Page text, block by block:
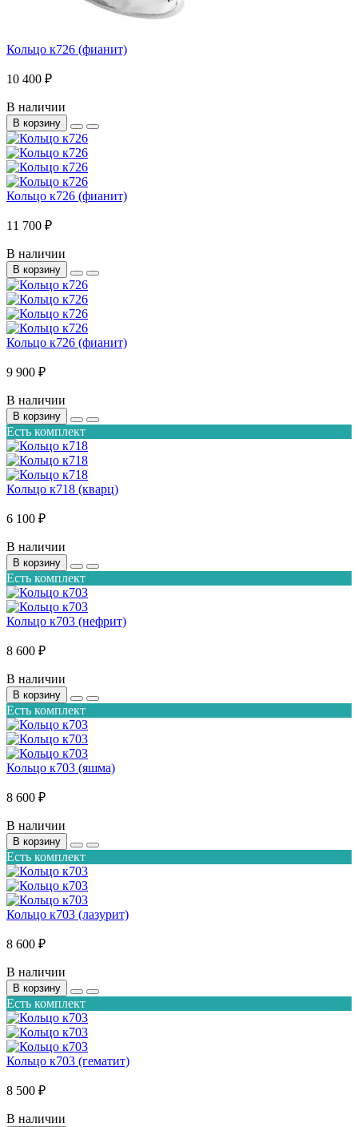
Кольцо к726 (фианит)
10 400 ₽
В наличии
В корзину
Кольцо к726 (фианит)
11 700 ₽
В наличии
В корзину
Кольцо к726 (фианит)
9 900 ₽
В наличии
В корзину
Есть комплект
Кольцо к718 (кварц)
6 100 ₽
В наличии
В корзину
Есть комплект
Кольцо к703 (нефрит)
8 600 ₽
В наличии
В корзину
Есть комплект
Кольцо к703 (яшма)
8 600 ₽
В наличии
В корзину
Есть комплект
Кольцо к703 (лазурит)
8 600 ₽
В наличии
В корзину
Есть комплект
Кольцо к703 (гематит)
8 500 ₽
В наличии